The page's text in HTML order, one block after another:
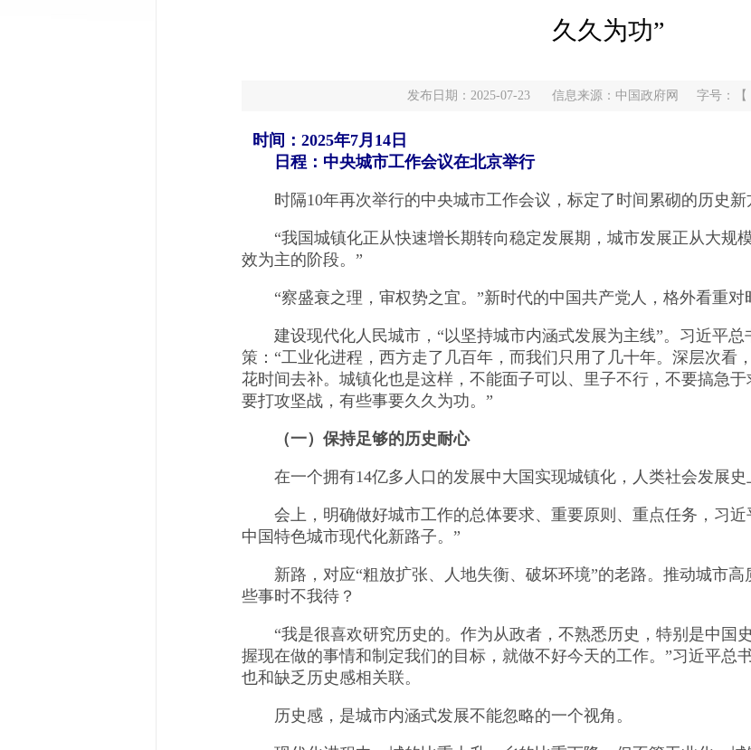
久久为功”
发布日期：2025-07-23 信息来源：中国政府网 字号：【
时间：2025年7月14日
日程：中央城市工作会议在北京举行
时隔10年再次举行的中央城市工作会议，标定了时间累砌的历史新
“我国城镇化正从快速增长期转向稳定发展期，城市发展正从大规
效为主的阶段。”
“察盛衰之理，审权势之宜。”新时代的中国共产党人，格外看重对
建设现代化人民城市，“以坚持城市内涵式发展为主线”。习近平总
策：“工业化进程，西方走了几百年，而我们只用了几十年。深层次看
花时间去补。城镇化也是这样，不能面子可以、里子不行，不要搞急
要打攻坚战，有些事要久久为功。”
（一）保持足够的历史耐心
在一个拥有14亿多人口的发展中大国实现城镇化，人类社会发展史
会上，明确做好城市工作的总体要求、重要原则、重点任务，习近
中国特色城市现代化新路子。”
新路，对应“粗放扩张、人地失衡、破坏环境”的老路。推动城市高
些事时不我待？
“我是很喜欢研究历史的。作为从政者，不熟悉历史，特别是中国
握现在做的事情和制定我们的目标，就做不好今天的工作。”习近平总
也和缺乏历史感相关联。
历史感，是城市内涵式发展不能忽略的一个视角。